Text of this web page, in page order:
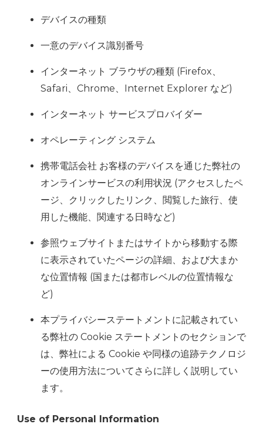
デバイスの種類
一意のデバイス識別番号
インターネット ブラウザの種類 (Firefox、
Safari、Chrome、Internet Explorer など)
インターネット サービスプロバイダー
オペレーティング システム
携帯電話会社 お客様のデバイスを通じた弊社の
オンラインサービスの利用状況 (アクセスしたペ
ージ、クリックしたリンク、閲覧した旅行、使
用した機能、関連する日時など)
参照ウェブサイトまたはサイトから移動する際
に表示されていたページの詳細、および大まか
な位置情報 (国または都市レベルの位置情報な
ど)
本プライバシーステートメントに記載されてい
る弊社の Cookie ステートメントのセクションで
は、弊社による Cookie や同様の追跡テクノロジ
ーの使用方法についてさらに詳しく説明してい
ます。
Use of Personal Information